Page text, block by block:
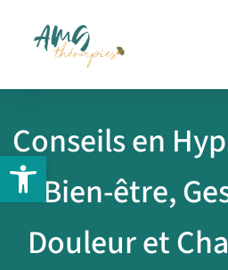
Ouvrir la barre d’outils
Conseils en
Bien-être,
Douleur et